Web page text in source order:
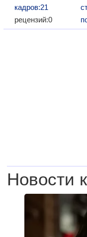
кадров:21
рецензий:0
Новости